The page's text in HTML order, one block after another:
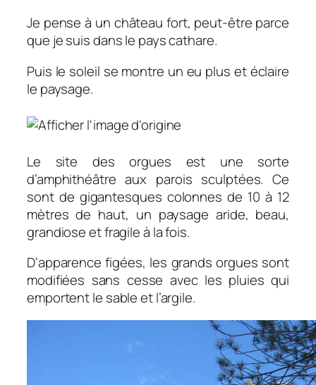
Je pense à un château fort, peut-être parce
que je suis dans le pays cathare.
Puis le soleil se montre un eu plus et éclaire
le paysage.
Le site des orgues est une sorte
d’amphithéâtre aux parois sculptées. Ce
sont de gigantesques colonnes de 10 à 12
mètres de haut, un paysage aride, beau,
grandiose et fragile à la fois.
D‘apparence figées, les grands orgues sont
modifiées sans cesse avec les pluies qui
emportent le sable et l’argile.